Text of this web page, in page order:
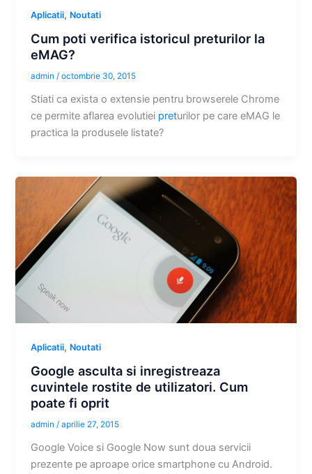
Aplicatii, Noutati
Cum poti verifica istoricul preturilor la
eMAG?
admin/octombrie 30, 2015
Stiati ca exista o extensie pentru browserele Chrome
ce permite aflarea evolutiei preturilor pe care eMAG le
practica la produsele listate?
Aplicatii, Noutati
Google asculta si inregistreaza
cuvintele rostite de utilizatori. Cum
poate fi oprit
admin/aprilie 27, 2015
Google Voice si Google Now sunt doua servicii
prezente pe aproape orice smartphone cu Android.